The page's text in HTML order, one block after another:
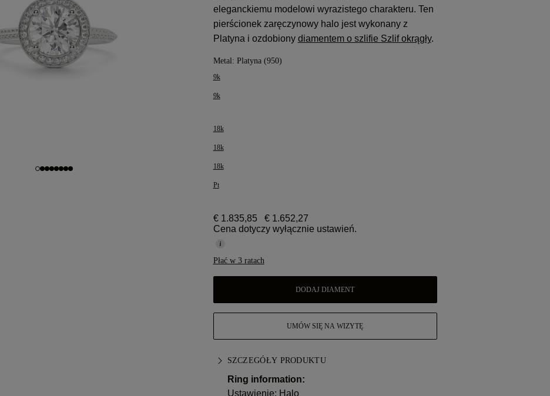
eleganckiemu modelowi wyrazistego charakteru. Ten
pierścionek zaręczynowy halo jest wykonany z
Platyna i ozdobiony diamentem o szlifie Szlif okrągły.
Metal: Platyna (950)
9k
9k
18k
18k
18k
Pt
€ 1.835,85
€ 1.652,27
Cena dotyczy wyłącznie ustawień.
Płać w 3 ratach
DODAJ DIAMENT
UMÓW SIĘ NA WIZYTĘ
SZCZEGÓŁY PRODUKTU
Ring information:
Ustawienie: Halo